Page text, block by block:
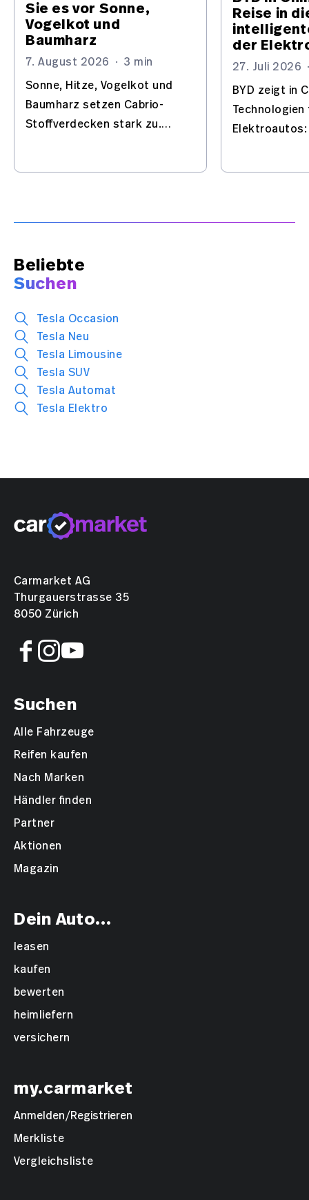
Sie es vor Sonne,
Vogelkot und
Baumharz
7. August 2026 · 3 min
Sonne, Hitze, Vogelkot und
Baumharz setzen Cabrio-
Stoffverdecken stark zu.
Reise in
der
27. Juli 2026
BYD zeigt in
Technologien
Elektroautos:
Beliebte
Suchen
Tesla Occasion
Tesla Neu
Tesla Limousine
Tesla SUV
Tesla Automat
Tesla Elektro
Carmarket AG
Thurgauerstrasse 35
8050 Zürich
Suchen
Alle Fahrzeuge
Reifen kaufen
Nach Marken
Händler finden
Partner
Aktionen
Magazin
Dein Auto...
leasen
kaufen
bewerten
heimliefern
versichern
my.carmarket
Anmelden/Registrieren
Merkliste
Vergleichsliste